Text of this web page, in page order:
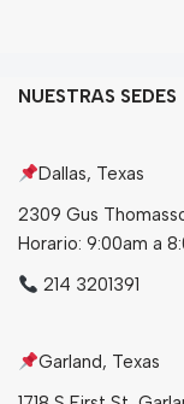
NUESTRAS SEDES
Dallas, Texas
2309 Gus
Horario: 9:00am a
214 3201391
Garland, Texas